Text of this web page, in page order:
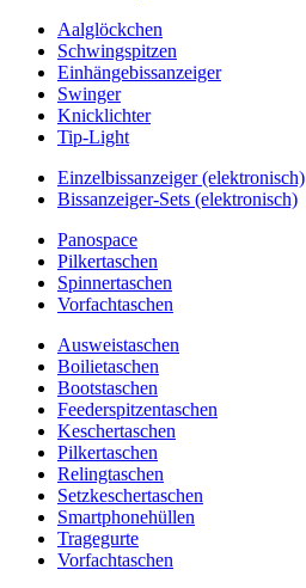
Aalglöckchen
Schwingspitzen
Einhängebissanzeiger
Swinger
Knicklichter
Tip-Light
Einzelbissanzeiger (elektronisch)
Bissanzeiger-Sets (elektronisch)
Panospace
Pilkertaschen
Spinnertaschen
Vorfachtaschen
Ausweistaschen
Boilietaschen
Bootstaschen
Feederspitzentaschen
Keschertaschen
Pilkertaschen
Relingtaschen
Setzkeschertaschen
Smartphonehüllen
Tragegurte
Vorfachtaschen